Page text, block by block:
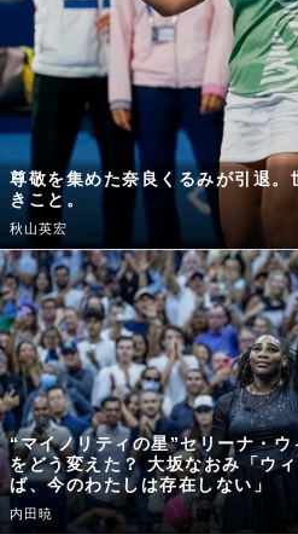
尊敬を集めた奈良くるみが引退。
きこと。
秋山英宏
“マイノリティの星”セリーナ・
をどう変えた？ 大坂なおみ「ウ
ば、今のわたしは存在しない」
内田暁